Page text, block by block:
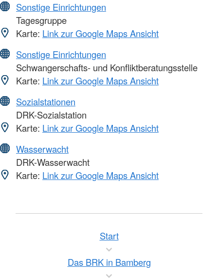
Sonstige Einrichtungen
Tagesgruppe
Karte: Link zur Google Maps Ansicht
Sonstige Einrichtungen
Schwangerschafts- und Konfliktberatungsstelle
Karte: Link zur Google Maps Ansicht
Sozialstationen
DRK-Sozialstation
Karte: Link zur Google Maps Ansicht
Wasserwacht
DRK-Wasserwacht
Karte: Link zur Google Maps Ansicht
Start
Das BRK in Bamberg